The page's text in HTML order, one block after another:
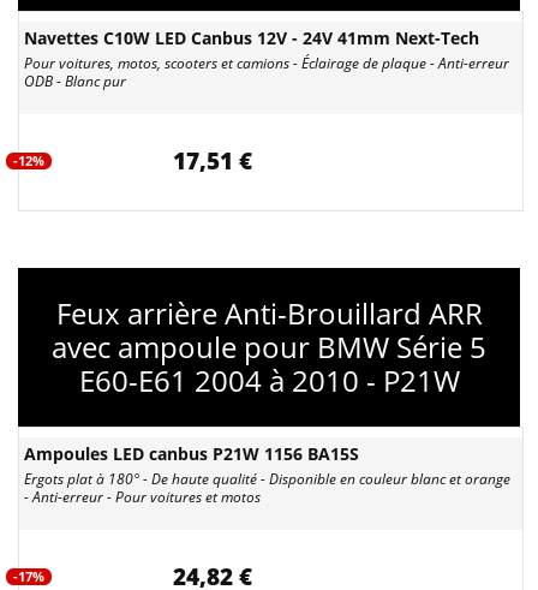
Navettes C10W LED Canbus 12V - 24V 41mm Next-Tech
Pour voitures, motos, scooters et camions - Éclairage de plaque - Anti-erreur
ODB - Blanc pur
-12% 17,51 €
Feux arrière Anti-Brouillard ARR
avec ampoule pour BMW Série 5
E60-E61 2004 à 2010 - P21W
Ampoules LED canbus P21W 1156 BA15S
Ergots plat à 180° - De haute qualité - Disponible en couleur blanc et orange
- Anti-erreur - Pour voitures et motos
-17% 24,82 €